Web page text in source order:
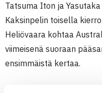
Tatsuma Iton ja
Kaksinpelin toisella
Heliövaara kohtaa
viimeisenä suoraan
ensimmäistä kertaa.